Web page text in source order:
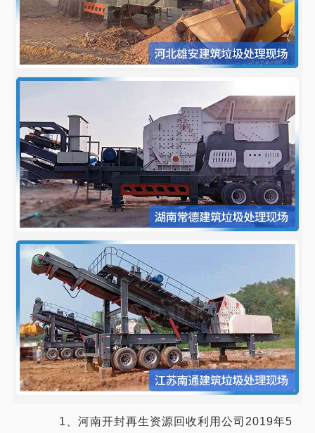
1、河南开封再生资源回收利用公司2019年5